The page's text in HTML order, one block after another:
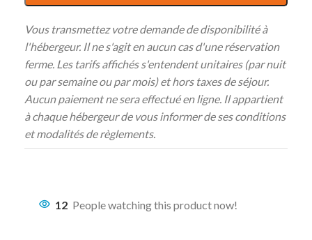
Vous transmettez votre demande de disponibilité à
l'hébergeur. Il ne s'agit en aucun cas d'une réservation
ferme. Les tarifs affichés s'entendent unitaires (par nuit
ou par semaine ou par mois) et hors taxes de séjour.
Aucun paiement ne sera effectué en ligne. Il appartient
à chaque hébergeur de vous informer de ses conditions
et modalités de règlements.
12 People watching this product now!